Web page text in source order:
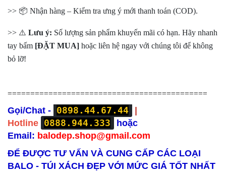
>> 📦 Nhận hàng – Kiểm tra ưng ý mới thanh toán (COD).
>> ⚠️ Lưu ý: Số lượng sản phẩm khuyến mãi có hạn. Hãy nhanh
tay bấm [ĐẶT MUA] hoặc liên hệ ngay với chúng tôi để không
bỏ lỡ!
============================================
Gọi/Chat - 0898.44.67.44
Hotline 0888.944.333
hoặc
Email: balodep.shop@gmail.com
ĐỂ ĐƯỢC TƯ VẤN VÀ CUNG CẤP CÁC LOẠI
BALO - TÚI XÁCH ĐẸP VỚI MỨC GIÁ TỐT NHẤT